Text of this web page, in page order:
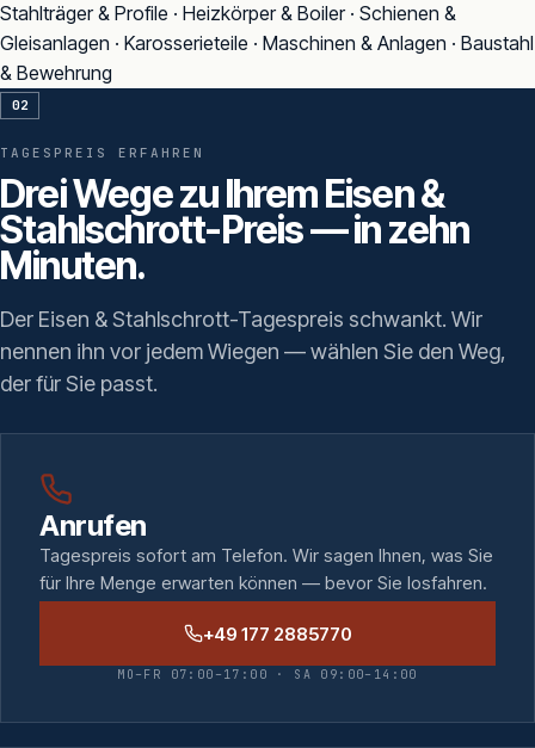
Stahlträger & Profile · Heizkörper & Boiler · Schienen &
Gleisanlagen · Karosserieteile · Maschinen & Anlagen · Baustahl
& Bewehrung
02
TAGESPREIS ERFAHREN
Drei Wege zu Ihrem Eisen &
Stahlschrott-Preis — in zehn
Minuten.
Der Eisen & Stahlschrott-Tagespreis schwankt. Wir
nennen ihn vor jedem Wiegen — wählen Sie den Weg,
der für Sie passt.
Anrufen
Tagespreis sofort am Telefon. Wir sagen Ihnen, was Sie
für Ihre Menge erwarten können — bevor Sie losfahren.
+49 177 2885770
MO–FR 07:00–17:00 · SA 09:00–14:00